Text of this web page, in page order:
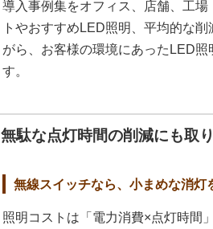
導入事例集をオフィス、店舗、工
トやおすすめLED照明、平均的な
がら、お客様の環境にあったLED
す。
無駄な点灯時間の削減にも取
無線スイッチなら、小まめな消灯
照明コストは「電力消費×点灯時間